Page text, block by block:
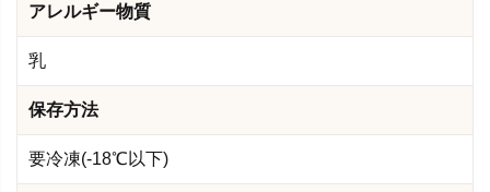
アレルギー物質
乳
保存方法
要冷凍(-18℃以下)